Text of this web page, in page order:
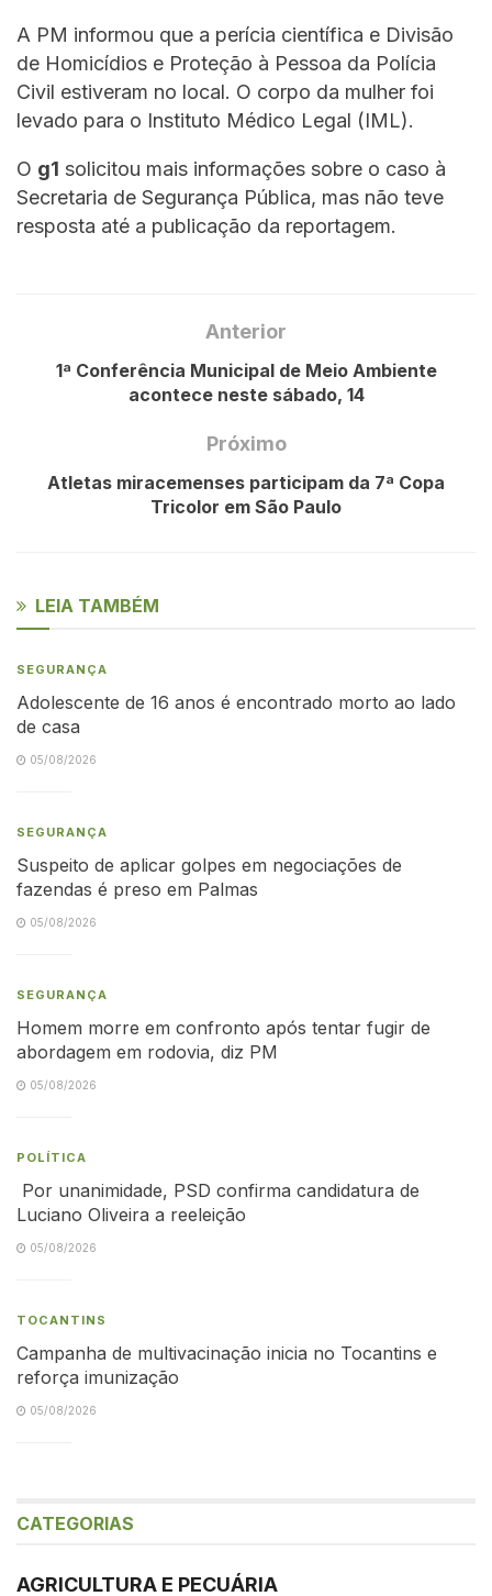
A PM informou que a perícia científica e Divisão
de Homicídios e Proteção à Pessoa da Polícia
Civil estiveram no local. O corpo da mulher foi
levado para o Instituto Médico Legal (IML).
O g1 solicitou mais informações sobre o caso à
Secretaria de Segurança Pública, mas não teve
resposta até a publicação da reportagem.
Anterior
1ª Conferência Municipal de Meio Ambiente
acontece neste sábado, 14
Próximo
Atletas miracemenses participam da 7ª Copa
Tricolor em São Paulo
LEIA TAMBÉM
SEGURANÇA
Adolescente de 16 anos é encontrado morto ao lado
de casa
05/08/2026
SEGURANÇA
Suspeito de aplicar golpes em negociações de
fazendas é preso em Palmas
05/08/2026
SEGURANÇA
Homem morre em confronto após tentar fugir de
abordagem em rodovia, diz PM
05/08/2026
POLÍTICA
Por unanimidade, PSD confirma candidatura de
Luciano Oliveira a reeleição
05/08/2026
TOCANTINS
Campanha de multivacinação inicia no Tocantins e
reforça imunização
05/08/2026
CATEGORIAS
AGRICULTURA E PECUÁRIA